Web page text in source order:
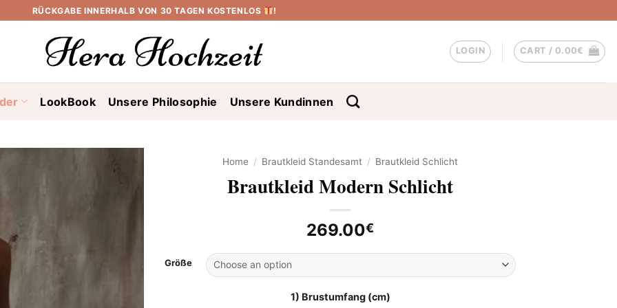
RÜCKGABE INNERHALB VON 30 TAGEN KOSTENLOS !
LOGIN CART / 0.00€
LookBook Unsere Philosophie Unsere Kundinnen
Home / Brautkleid Standesamt / Brautkleid Schlicht
Brautkleid Modern Schlicht
269.00€
Größe
1) Brustumfang (cm)